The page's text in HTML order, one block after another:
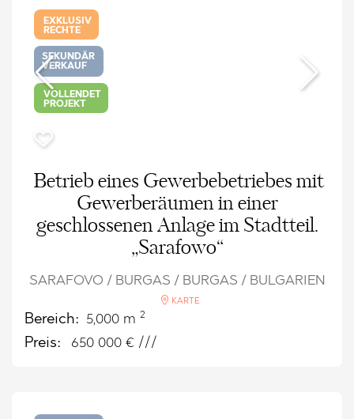
EXKLUSIV
RECHTE
SEKUNDÄR
VERKAUF
VOLLENDET
PROJEKT
Betrieb eines Gewerbebetriebes mit
Gewerberäumen in einer
geschlossenen Anlage im Stadtteil.
„Sarafowo“
SARAFOVO / BURGAS / BURGAS / BULGARIEN
KARTE
Bereich: 5,000 m 2
Preis: 650 000 € ///